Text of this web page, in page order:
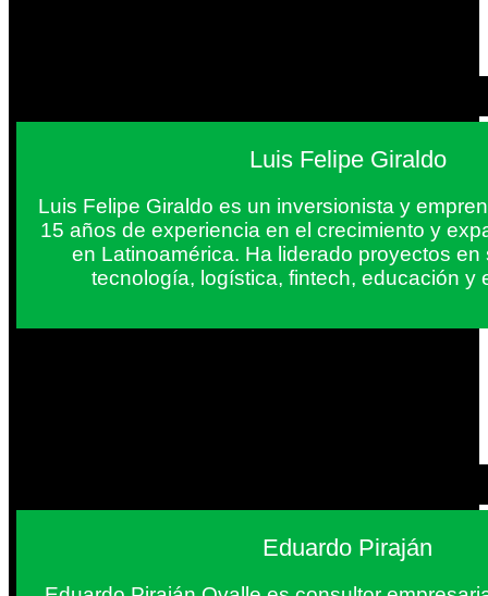
Luis Felipe Giraldo
Luis Felipe Giraldo es un inversionista y
15 años de experiencia en el crecimiento y
en Latinoamérica. Ha liderado proyectos en
tecnología, logística, fintech, educación y
Eduardo Piraján